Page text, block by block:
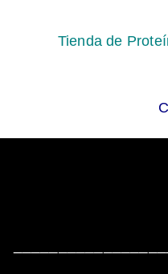
Tienda de